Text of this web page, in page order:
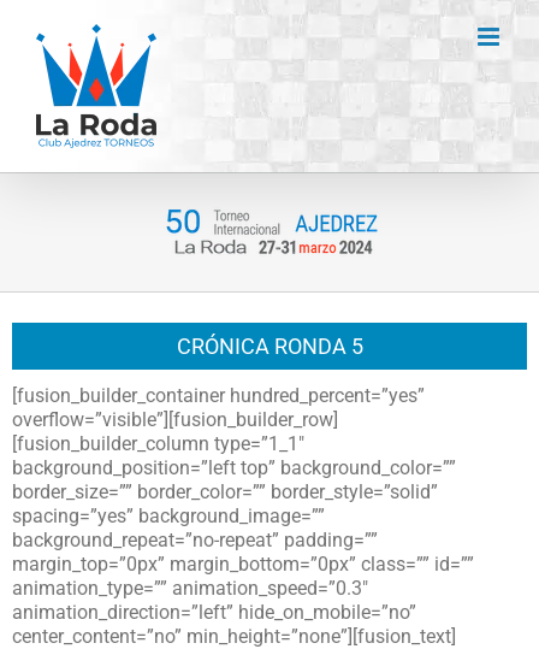
contenido
CRÓNICA RONDA 5
[fusion_builder_container hundred_percent=”yes”
overflow=”visible”][fusion_builder_row]
[fusion_builder_column type=”1_1″
background_position=”left top” background_color=””
border_size=”” border_color=”” border_style=”solid”
spacing=”yes” background_image=””
background_repeat=”no-repeat” padding=””
margin_top=”0px” margin_bottom=”0px” class=”” id=””
animation_type=”” animation_speed=”0.3″
animation_direction=”left” hide_on_mobile=”no”
center_content=”no” min_height=”none”][fusion_text]